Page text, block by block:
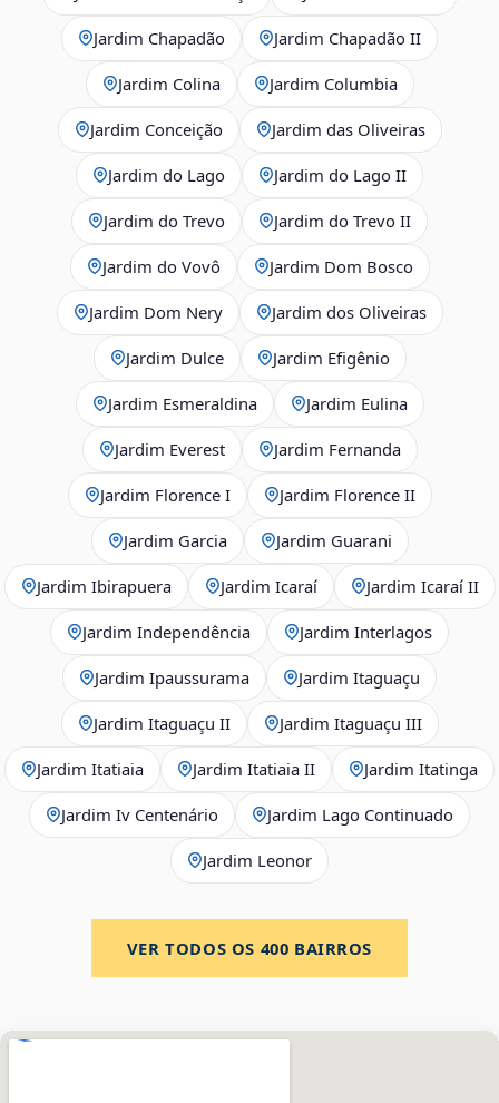
Jardim Chapadão Jardim Chapadão II
Jardim Colina Jardim Columbia
Jardim Conceição Jardim das Oliveiras
Jardim do Lago Jardim do Lago II
Jardim do Trevo Jardim do Trevo II
Jardim do Vovô Jardim Dom Bosco
Jardim Dom Nery Jardim dos Oliveiras
Jardim Dulce Jardim Efigênio
Jardim Esmeraldina Jardim Eulina
Jardim Everest Jardim Fernanda
Jardim Florence I Jardim Florence II
Jardim Garcia Jardim Guarani
Jardim Ibirapuera Jardim Icaraí Jardim Icaraí II
Jardim Independência Jardim Interlagos
Jardim Ipaussurama Jardim Itaguaçu
Jardim Itaguaçu II Jardim Itaguaçu III
Jardim Itatiaia Jardim Itatiaia II Jardim Itatinga
Jardim Iv Centenário Jardim Lago Continuado
Jardim Leonor
VER TODOS OS 400 BAIRROS